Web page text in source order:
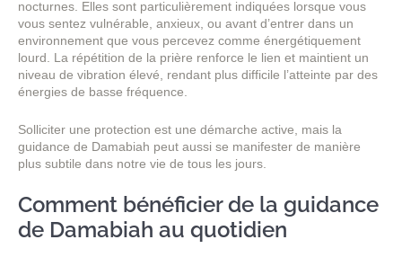
nocturnes. Elles sont particulièrement indiquées lorsque vous
vous sentez vulnérable, anxieux, ou avant d’entrer dans un
environnement que vous percevez comme énergétiquement
lourd. La répétition de la prière renforce le lien et maintient un
niveau de vibration élevé, rendant plus difficile l’atteinte par des
énergies de basse fréquence.
Solliciter une protection est une démarche active, mais la
guidance de Damabiah peut aussi se manifester de manière
plus subtile dans notre vie de tous les jours.
Comment bénéficier de la guidance
de Damabiah au quotidien